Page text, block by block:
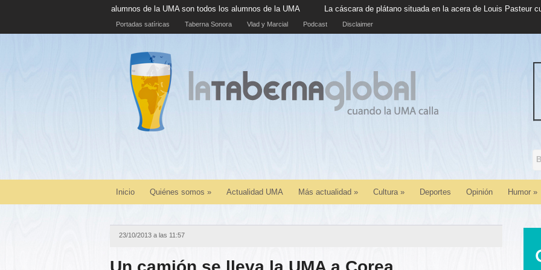
100% de alumnos de la UMA son todos los alumnos de la UMA La cáscara de plátano situada en la acera de Louis Pasteur cumple cinco años
Portadas satíricas Taberna Sonora Vlad y Marcial Podcast Disclaimer
Inicio Quiénes somos » Actualidad UMA Más actualidad » Cultura» Deportes Opinión Humor »
23/10/2013 a las 11:57